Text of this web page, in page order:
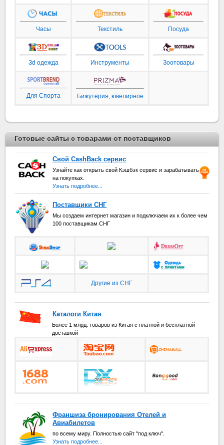
Часы Текстиль Посуда
Зd одежда Инструменты Зоотовары
Для Спорта Бижутерия, ювелирное
Готовые сайты с товарами от поставщиков
Свой CashBack сервис
Узнайте как открыть свой Кэшбэк сервис и зарабатывать
на покупках.
Узнать подробнее...
Поставщики СНГ
Мы создаем интернет магазин и подключаем их к более чем
100 поставщикам СНГ
Другие из СНГ
Каталоги Китая
Более 1 млрд. товаров из Китая с платной и бесплатной
доставкой
Франшиза бронирования Отелей и
Авиабилетов
по всему миру. Полностью сайт "под ключ".
Узнать подробнее...